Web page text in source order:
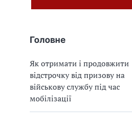
Головне
Як отримати і продовжити
відстрочку від призову на
військову службу під час
мобілізації